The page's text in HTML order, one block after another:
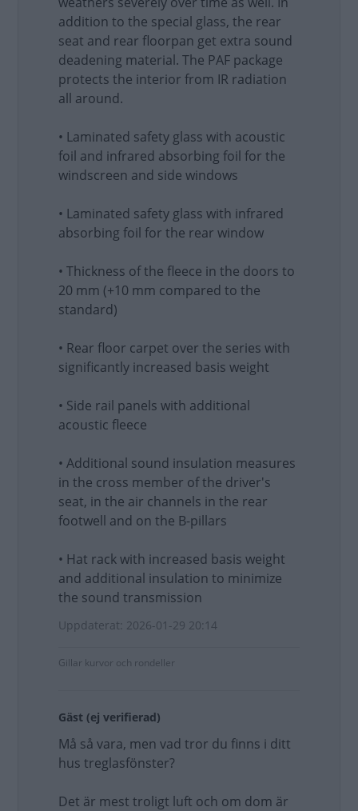
addition to the special glass, the rear
seat and rear floorpan get extra sound
deadening material. The PAF package
protects the interior from IR radiation
all around.
• Laminated safety glass with acoustic
foil and infrared absorbing foil for the
windscreen and side windows
• Laminated safety glass with infrared
absorbing foil for the rear window
• Thickness of the fleece in the doors to
20 mm (+10 mm compared to the
standard)
• Rear floor carpet over the series with
significantly increased basis weight
• Side rail panels with additional
acoustic fleece
• Additional sound insulation measures
in the cross member of the driver's
seat, in the air channels in the rear
footwell and on the B-pillars
• Hat rack with increased basis weight
and additional insulation to minimize
the sound transmission
Uppdaterat: 2026-01-29 20:14
Gillar kurvor och rondeller
Gäst (ej verifierad)
Må så vara, men vad tror du finns i ditt
hus treglasfönster?
Det är mest troligt luft och om dom är